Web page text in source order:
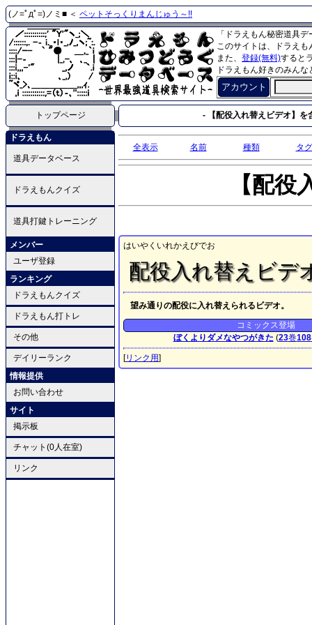
(ノ=ﾟдﾟ=)ノミ■ ＜ ペットそっくりまんじゅう～!!
「ドラえもん秘密道具
このサイトは、ドラえ
また、 登録(無料)すると
ドラえもん好きのみん
アカウント
トップページ - 【配役入れ替えビデオ】を
ドラえもん
道具データベース
ドラえもんクイズ
道具打鍵トレーニング
メンバー
ユーザ登録
ランキング
ドラえもんクイズ
ドラえもん打トレ
その他
デイリーランク
情報提供
お問い合わせ
サイト
掲示板
チャット(0人在室)
リンク
全表示 名前 種類 タグ
【配
はいやくいれかえびでお
配役入れ替えビデ
望み通りの配役に入れ替えられるビデオ。
コミックス登場
ぼくよりダメなやつがきた (23巻108
[リンク用]